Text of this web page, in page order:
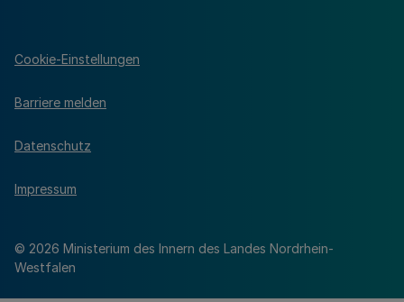
© 2026 Ministerium des Innern des Landes Nordrhein-
Westfalen
Cookie-Einstellungen
Barriere melden
Datenschutz
Impressum